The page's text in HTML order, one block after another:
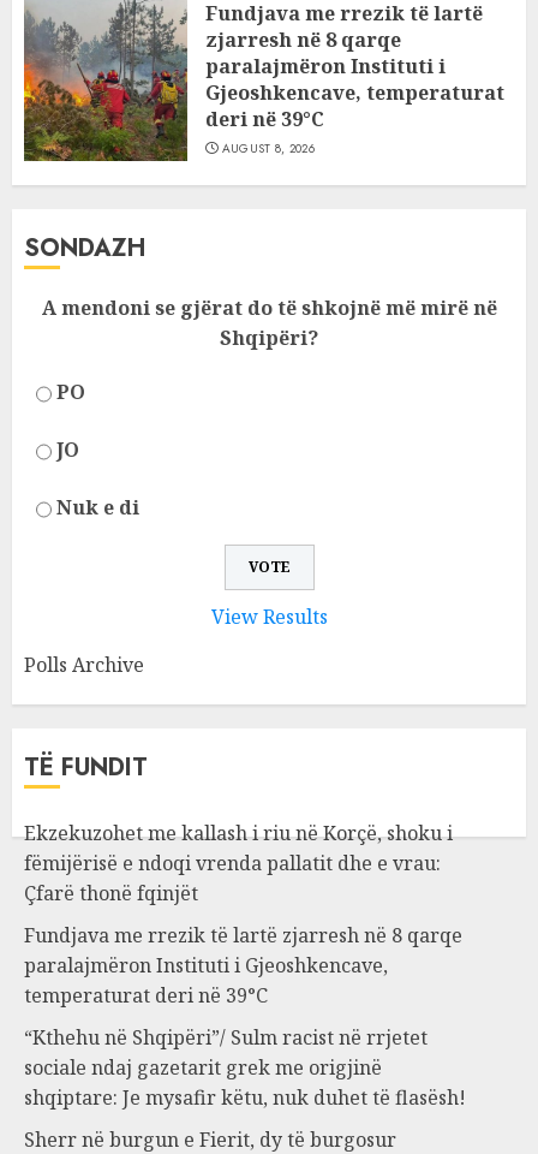
Fundjava me rrezik të lartë
zjarresh në 8 qarqe
paralajmëron Instituti i
Gjeoshkencave, temperaturat
deri në 39°C
AUGUST 8, 2026
SONDAZH
A mendoni se gjërat do të shkojnë më mirë në
Shqipëri?
PO
JO
Nuk e di
View Results
Polls Archive
TË FUNDIT
Ekzekuzohet me kallash i riu në Korçë, shoku i
fëmijërisë e ndoqi vrenda pallatit dhe e vrau:
Çfarë thonë fqinjët
Fundjava me rrezik të lartë zjarresh në 8 qarqe
paralajmëron Instituti i Gjeoshkencave,
temperaturat deri në 39°C
“Kthehu në Shqipëri”/ Sulm racist në rrjetet
sociale ndaj gazetarit grek me origjinë
shqiptare: Je mysafir këtu, nuk duhet të flasësh!
Sherr në burgun e Fierit, dy të burgosur